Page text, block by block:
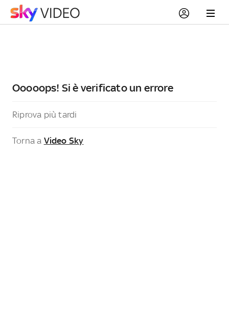
Ooooops! Si è verificato un errore
Riprova più tardi
Torna a Video Sky